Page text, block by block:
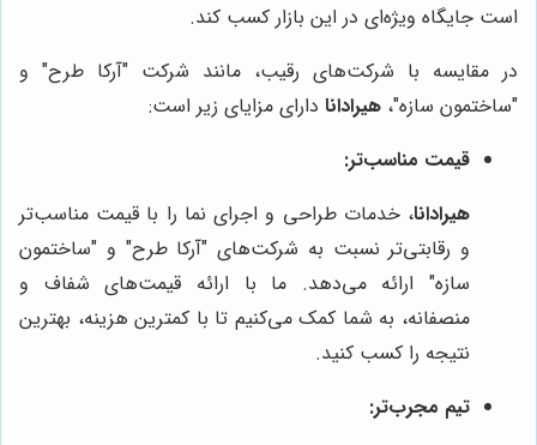
است جایگاه ویژه‌ای در این بازار کسب کند.
در مقایسه با شرکت‌های رقیب، مانند شرکت "آرکا طرح" و
"ساختمون سازه"، هیرادانا دارای مزایای زیر است:
قیمت مناسب‌تر:
هیرادانا، خدمات طراحی و اجرای نما را با قیمت مناسب‌تر
و رقابتی‌تر نسبت به شرکت‌های "آرکا طرح" و "ساختمون
سازه" ارائه می‌دهد. ما با ارائه قیمت‌های شفاف و
منصفانه، به شما کمک می‌کنیم تا با کمترین هزینه، بهترین
نتیجه را کسب کنید.
تیم مجرب‌تر: